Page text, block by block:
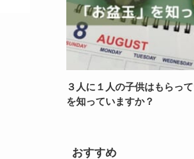
３人に１人の子供はもらっ
を知っていますか？
おすすめ